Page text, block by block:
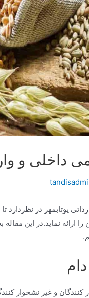
داخلی و
یوتابمهر در نظردارد
ارائه نماید.در این